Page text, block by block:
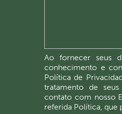
Ao fornecer seus
conhecimento e
Política de
tratamento de
contato com nosso
referida Política, que